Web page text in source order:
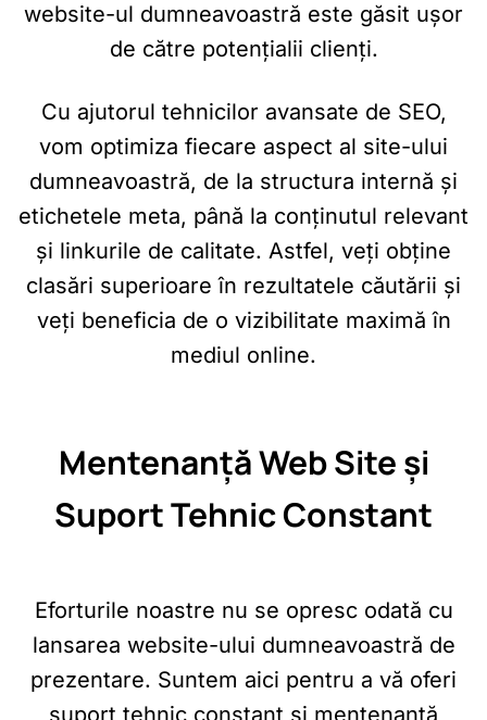
website-ul dumneavoastră este găsit ușor
de către potențialii clienți.
Cu ajutorul tehnicilor avansate de SEO,
vom optimiza fiecare aspect al site-ului
dumneavoastră, de la structura internă și
etichetele meta, până la conținutul relevant
și linkurile de calitate. Astfel, veți obține
clasări superioare în rezultatele căutării și
veți beneficia de o vizibilitate maximă în
mediul online.
Mentenanță Web Site și
Suport Tehnic Constant
Eforturile noastre nu se opresc odată cu
lansarea website-ului dumneavoastră de
prezentare. Suntem aici pentru a vă oferi